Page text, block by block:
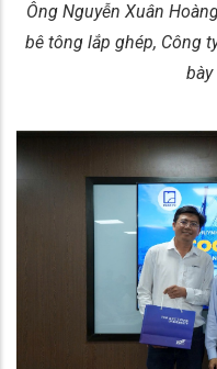
Ông Nguyễn Xuân
bê tông lắp ghép, Công